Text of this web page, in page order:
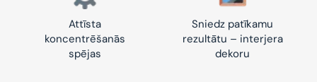
Attīsta
koncentrēšanās
spējas
Sniedz patīkamu
rezultātu – interjera
dekoru